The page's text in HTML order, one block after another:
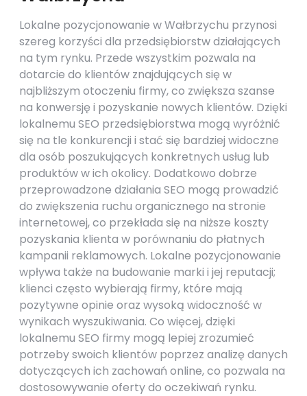
Lokalne pozycjonowanie w Wałbrzychu przynosi
szereg korzyści dla przedsiębiorstw działających
na tym rynku. Przede wszystkim pozwala na
dotarcie do klientów znajdujących się w
najbliższym otoczeniu firmy, co zwiększa szanse
na konwersję i pozyskanie nowych klientów. Dzięki
lokalnemu SEO przedsiębiorstwa mogą wyróżnić
się na tle konkurencji i stać się bardziej widoczne
dla osób poszukujących konkretnych usług lub
produktów w ich okolicy. Dodatkowo dobrze
przeprowadzone działania SEO mogą prowadzić
do zwiększenia ruchu organicznego na stronie
internetowej, co przekłada się na niższe koszty
pozyskania klienta w porównaniu do płatnych
kampanii reklamowych. Lokalne pozycjonowanie
wpływa także na budowanie marki i jej reputacji;
klienci często wybierają firmy, które mają
pozytywne opinie oraz wysoką widoczność w
wynikach wyszukiwania. Co więcej, dzięki
lokalnemu SEO firmy mogą lepiej zrozumieć
potrzeby swoich klientów poprzez analizę danych
dotyczących ich zachowań online, co pozwala na
dostosowywanie oferty do oczekiwań rynku.